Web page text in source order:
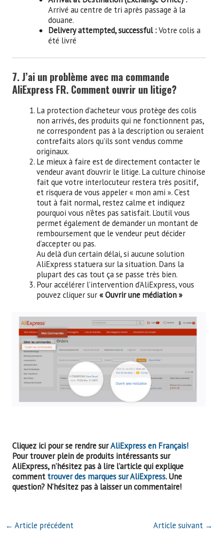
Arrivé au centre de tri après passage à la
douane.
Delivery attempted, successful :Votre colis a
été livré
7. J’ai un problème avec ma commande
AliExpress FR. Comment ouvrir un litige?
La protection d’acheteur vous protège des colis
non arrivés, des produits qui ne fonctionnent pas,
ne correspondent pas à la description ou seraient
contrefaits alors qu’ils sont vendus comme
originaux.
Le mieux à faire est de directement contacter le
vendeur avant d’ouvrir le litige. La culture chinoise
fait que votre interlocuteur restera très positif,
et risquera de vous appeler « mon ami ». C’est
tout à fait normal, restez calme et indiquez
pourquoi vous n’êtes pas satisfait. L’outil vous
permet également de demander un montant de
remboursement que le vendeur peut décider
d’accepter ou pas.
Au delà d’un certain délai, si aucune solution
AliExpress statuera sur la situation. Dans la
plupart des cas tout ça se passe très bien.
Pour accélérer l’intervention d’AliExpress, vous
pouvez cliquer sur« Ouvrir une médiation »
Cliquez ici pour se rendre surAliExpress en Français!
Pour trouver plein de produits intéressants sur
AliExpress, n’hésitez pas à lire l’article qui explique
comment trouver des marques sur AliExpress. Une
question? N’hésitez pas à laisser un commentaire!
← Article précédent Article suivant →